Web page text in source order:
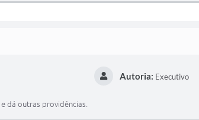
Autoria: Executivo
dá outras providências.